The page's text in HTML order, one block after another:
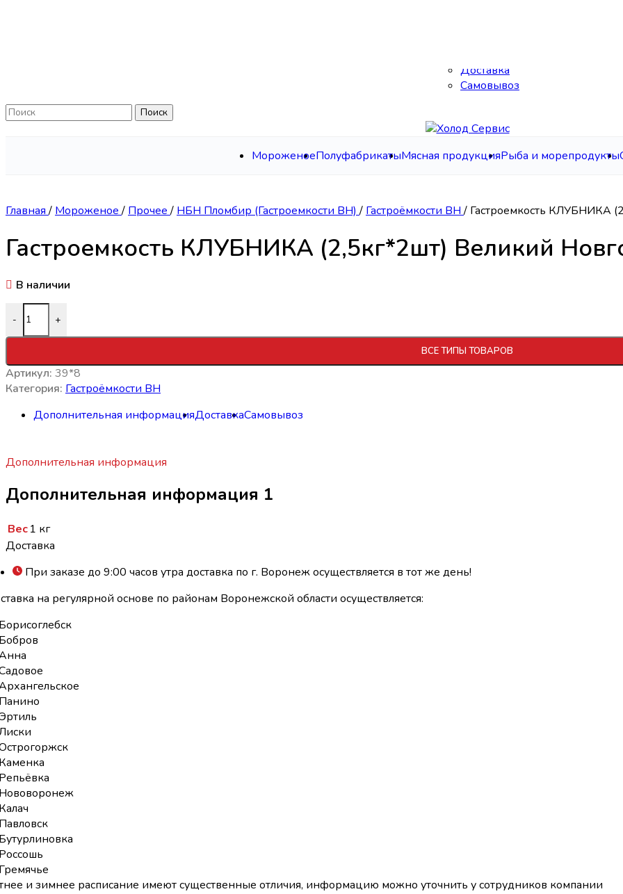
Доставка
Самовывоз
Поиск
МороженоеПолуфабрикатыМясная продукцияРыба и морепродукты
Главная/ Мороженое/ Прочее/ НБН Пломбир (Гастроемкости ВН)/ Гастроёмкости ВН/ Гастроемкость КЛУБНИКА
Гастроемкость КЛУБНИКА (2,5кг*2шт) Великий
В наличии
-
Количество товара Гастроемкость КЛУБНИКА (2,5кг*2шт) Великий Новгород
+
ВСЕ ТИПЫ ТОВАРОВ
Артикул: 39*8
Категория: Гастроёмкости ВН
Дополнительная информацияДоставкаСамовывоз
Дополнительная информация
Дополнительная информация 1
Вес1 кг
Доставка
При заказе до 9:00 часов утра доставка по г. Воронеж осуществляется в тот же день!
на регулярной основе по районам Воронежской области осуществляется:
и зимнее расписание имеют существенные отличия, информацию можно уточнить у сотрудников компании